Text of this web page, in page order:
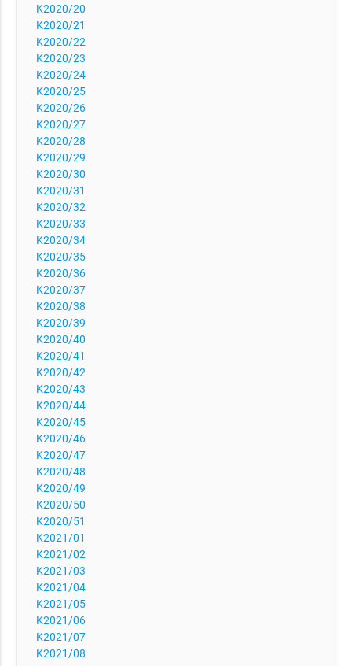
K2020/20
K2020/21
K2020/22
K2020/23
K2020/24
K2020/25
K2020/26
K2020/27
K2020/28
K2020/29
K2020/30
K2020/31
K2020/32
K2020/33
K2020/34
K2020/35
K2020/36
K2020/37
K2020/38
K2020/39
K2020/40
K2020/41
K2020/42
K2020/43
K2020/44
K2020/45
K2020/46
K2020/47
K2020/48
K2020/49
K2020/50
K2020/51
K2021/01
K2021/02
K2021/03
K2021/04
K2021/05
K2021/06
K2021/07
K2021/08